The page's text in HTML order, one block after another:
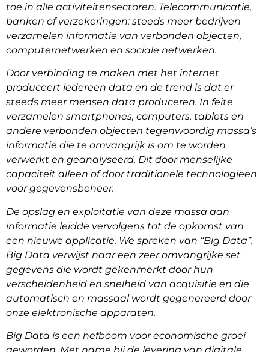
toe in alle activiteitensectoren. Telecommunicatie,
banken of verzekeringen: steeds meer bedrijven
verzamelen informatie van verbonden objecten,
computernetwerken en sociale netwerken.
Door verbinding te maken met het internet
produceert iedereen data en de trend is dat er
steeds meer mensen data produceren. In feite
verzamelen smartphones, computers, tablets en
andere verbonden objecten tegenwoordig massa’s
informatie die te omvangrijk is om te worden
verwerkt en geanalyseerd. Dit door menselijke
capaciteit alleen of door traditionele technologieën
voor gegevensbeheer.
De opslag en exploitatie van deze massa aan
informatie leidde vervolgens tot de opkomst van
een nieuwe applicatie. We spreken van “Big Data”.
Big Data verwijst naar een zeer omvangrijke set
gegevens die wordt gekenmerkt door hun
verscheidenheid en snelheid van acquisitie en die
automatisch en massaal wordt gegenereerd door
onze elektronische apparaten.
Big Data is een hefboom voor economische groei